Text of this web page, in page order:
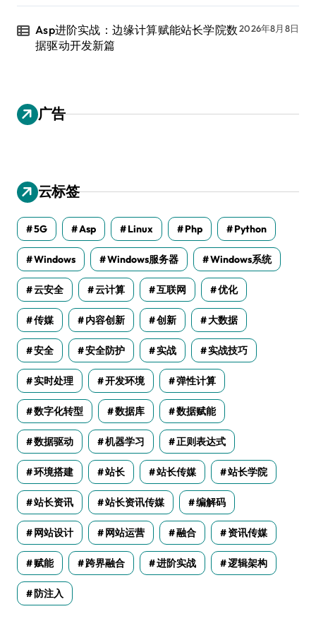
Asp进阶实战：边缘计算赋能站长学院数
据驱动开发新篇
2026年8月8日
广告
云标签
5G Asp Linux Php Python
Windows Windows服务器 Windows系统
云安全 云计算 互联网 优化
传媒 内容创新 创新 大数据
安全 安全防护 实战 实战技巧
实时处理 开发环境 弹性计算
数字化转型 数据库 数据赋能
数据驱动 机器学习 正则表达式
环境搭建 站长 站长传媒 站长学院
站长资讯 站长资讯传媒 编解码
网站设计 网站运营 融合 资讯传媒
赋能 跨界融合 进阶实战 逻辑架构
防注入